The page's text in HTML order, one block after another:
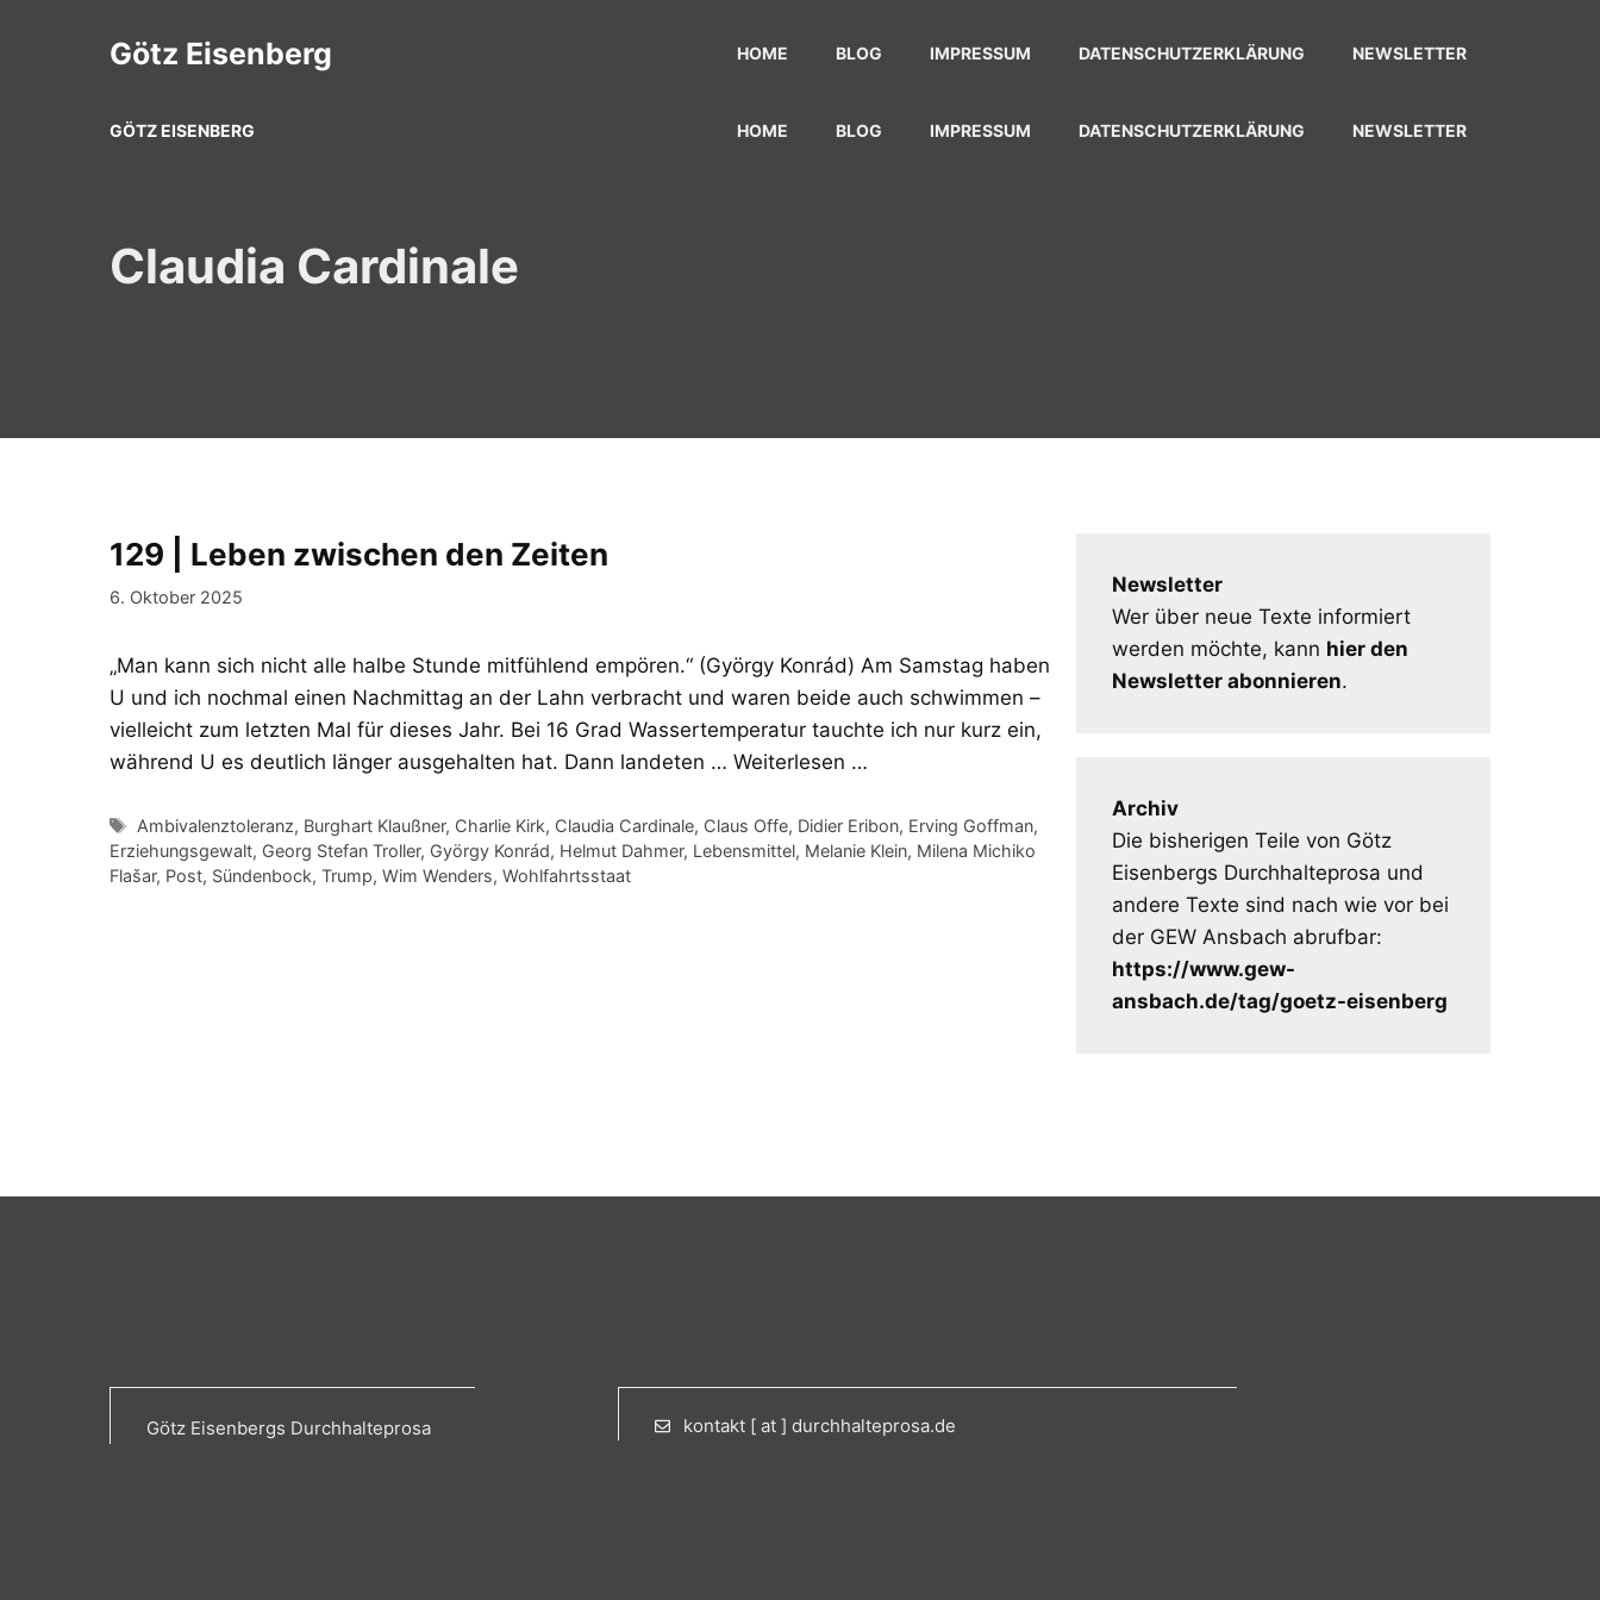
Götz Eisenberg HOME BLOG IMPRESSUM DATENSCHUTZERKLÄRUNG NEWSLETTER
GÖTZ EISENBERG HOME BLOG IMPRESSUM DATENSCHUTZERKLÄRUNG NEWSLETTER
Claudia Cardinale
129 | Leben zwischen den Zeiten
6. Oktober 2025
„Man kann sich nicht alle halbe Stunde mitfühlend empören.“ (György Konrád) Am Samstag haben
U und ich nochmal einen Nachmittag an der Lahn verbracht und waren beide auch schwimmen –
vielleicht zum letzten Mal für dieses Jahr. Bei 16 Grad Wassertemperatur tauchte ich nur kurz ein,
während U es deutlich länger ausgehalten hat. Dann landeten … Weiterlesen …
Schlagwörter
Ambivalenztoleranz, Burghart Klaußner, Charlie Kirk, Claudia Cardinale, Claus Offe, Didier Eribon, Erving Goffman,
Erziehungsgewalt, Georg Stefan Troller, György Konrád, Helmut Dahmer, Lebensmittel, Melanie Klein, Milena Michiko
Flašar, Post, Sündenbock, Trump, Wim Wenders, Wohlfahrtsstaat
Newsletter
Wer über neue Texte informiert
werden möchte, kann hier den
Newsletter abonnieren.
Archiv
Die bisherigen Teile von Götz
Eisenbergs Durchhalteprosa und
andere Texte sind nach wie vor bei
der GEW Ansbach abrufbar:
https://www.gew-
ansbach.de/tag/goetz-eisenberg
Götz Eisenbergs Durchhalteprosa kontakt [ at ] durchhalteprosa.de